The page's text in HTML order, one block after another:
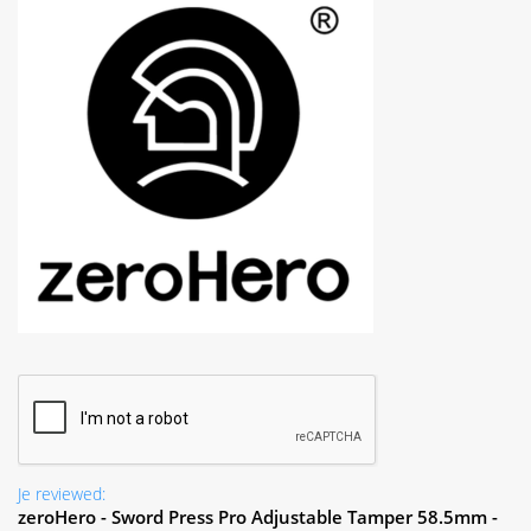
Je reviewed:
zeroHero - Sword Press Pro Adjustable Tamper 58.5mm -